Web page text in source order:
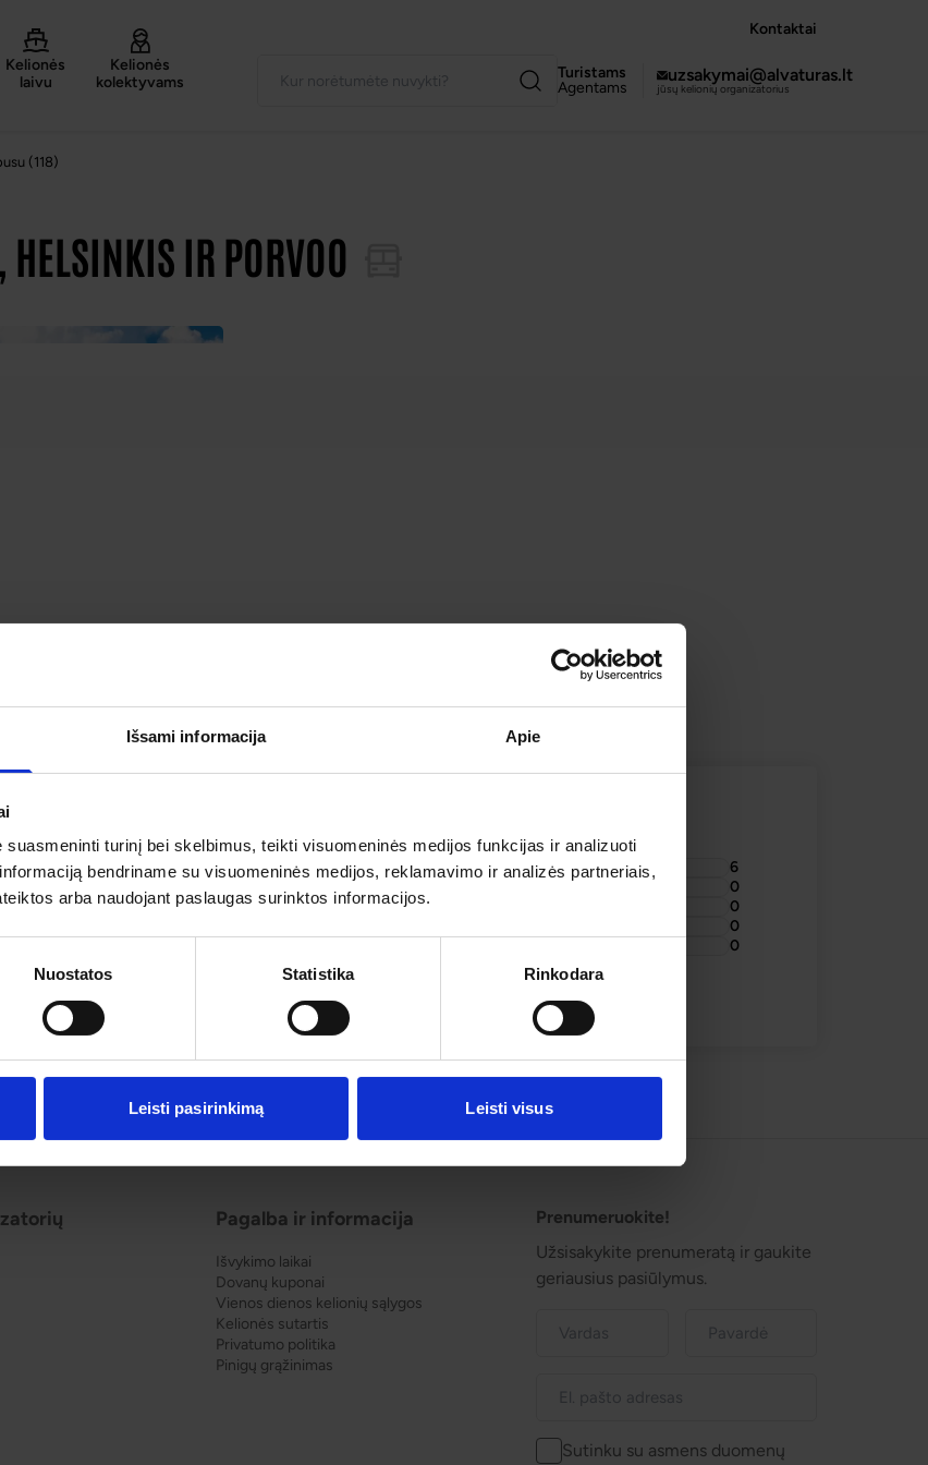
Išsami informacija Apie
suasmeninti turinį bei skelbimus, teikti visuomeninės medijos funkcijas ir analizuoti
bendriname su visuomeninės medijos, reklamavimo ir analizės partneriais,
arba naudojant paslaugas surinktos informacijos.
Nuostatos Statistika Rinkodara
Leisti pasirinkimą Leisti visus
Kelionės
laivu
Kelionės
kolektyvams
Kontaktai
Turistams
Agentams
uzsakymai@alvaturas.lt
jūsų kelionių organizatorius
(118)
IR PORVOO
HELSINKIS IR PORVOO KELIONIŲ APŽVALGOS
KAIP ATSILIEPIA APIE ŠIĄ KELIONĘ MŪSŲ KELIAUTOJAI
5
IŠ 5
5
6
0
3
0
0
0
Pagalba ir informacija
Išvykimo laikai
Dovanų kuponai
Vienos dienos kelionių sąlygos
Kelionės sutartis
Privatumo politika
Pinigų grąžinimas
Prenumeruokite!
Užsisakykite prenumeratą ir gaukite
geriausius pasiūlymus.
Sutinku su asmens duomenų